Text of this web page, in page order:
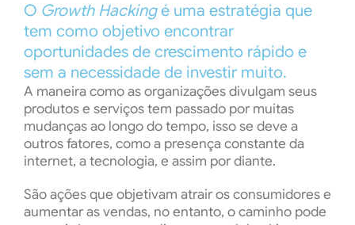
O Growth Hackingé uma estratégia que
tem como objetivo encontrar
oportunidades de crescimento rápido e
sem a necessidade de investir muito.
A maneira como as organizações divulgam seus
produtos e serviços tem passado por muitas
mudanças ao longo do tempo, isso se deve a
outros fatores, como a presença constante da
internet, a tecnologia, e assim por diante.
São ações que objetivam atrair os consumidores e
aumentar as vendas, no entanto, o caminho pode